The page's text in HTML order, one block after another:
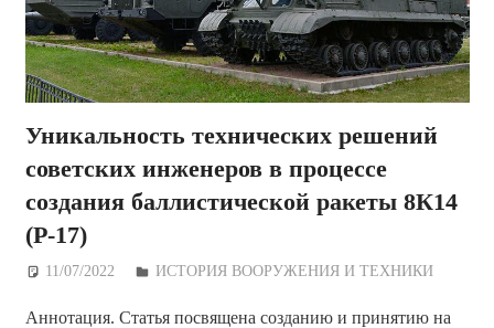
Уникальность технических решений
советских инженеров в процессе
создания баллистической ракеты 8К14
(Р-17)
11/07/2022 Дежурный по Редакции
ИСТОРИЯ ВООРУЖЕНИЯ И ТЕХНИКИ
Аннотация. Статья посвящена созданию и принятию на